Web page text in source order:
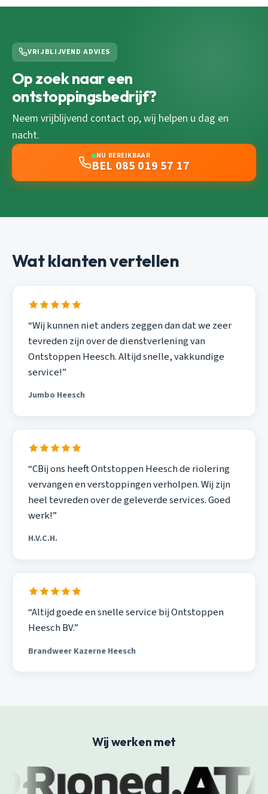
VRIJBLIJVEND ADVIES
Op zoek naar een
ontstoppingsbedrijf?
Neem vrijblijvend contact op, wij helpen u dag en
nacht.
NU BEREIKBAAR
BEL 085 019 57 17
Wat klanten vertellen
“Wij kunnen niet anders zeggen dan dat we zeer
tevreden zijn over de dienstverlening van
Ontstoppen Heesch. Altijd snelle, vakkundige
service!”
Jumbo Heesch
“CBij ons heeft Ontstoppen Heesch de riolering
vervangen en verstoppingen verholpen. Wij zijn
heel tevreden over de geleverde services. Goed
werk!”
H.V.C.H.
“Altijd goede en snelle service bij Ontstoppen
Heesch BV.”
Brandweer Kazerne Heesch
Wij werken met